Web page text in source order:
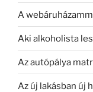
A
Aki alkoholista
Az autópálya
Az új lakásban új